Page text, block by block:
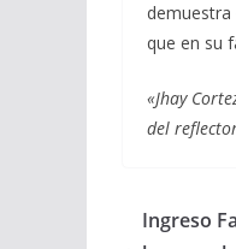
que en su
«Jhay
del
Ingreso